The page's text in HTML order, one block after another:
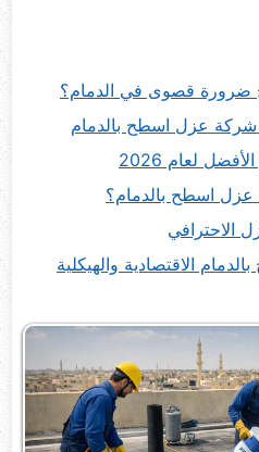
ضرورة قصوى في الدمام؟
شركة عزل اسطح بالدمام
لعام 2026
اسطح بالدمام؟
الاحترافي
الاقتصادية والهيكلية